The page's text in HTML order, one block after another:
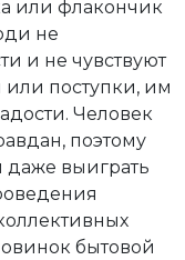
или флакончик
не
и не чувствуют
поступки, им
Человек
поэтому
даже выиграть
бытовой